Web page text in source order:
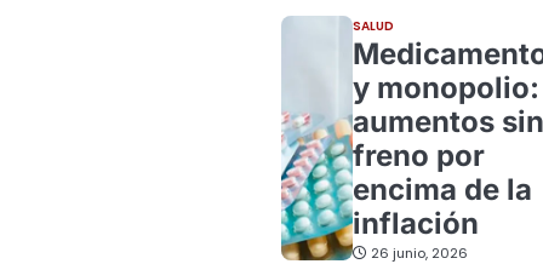
SALUD
y monopolio:
aumentos sin
freno por
encima de la
inflación
26 junio, 2026